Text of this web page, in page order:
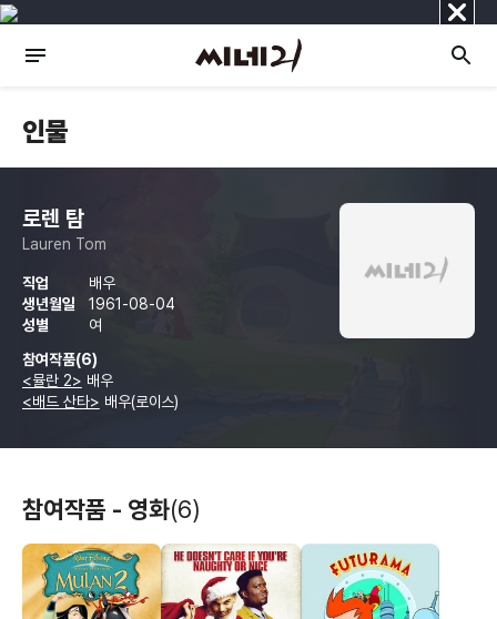
닫
기
인물
로렌 탐
Lauren Tom
직업
배우
생년월일
1961-08-04
성별
여
참여작품(6)
<뮬란 2> 배우
<배드 산타> 배우(로이스)
참여작품 - 영화(6)